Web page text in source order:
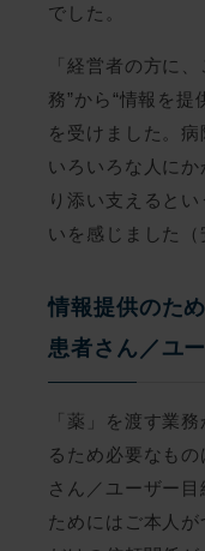
でした。
「経営者の方に
務”から“情報を
を受けました。
いろいろな人に
り添い支えると
いを感じました（
情報提供のた
患者さん／ユ
「薬」を渡す業
るため必要なも
さん／ユーザー
ためにはご本人